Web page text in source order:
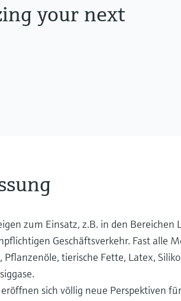
your next
zum Einsatz, z.B. in den Bereichen
Geschäftsverkehr. Fast alle
tierische Fette, Latex,
sich völlig neue Perspektiven